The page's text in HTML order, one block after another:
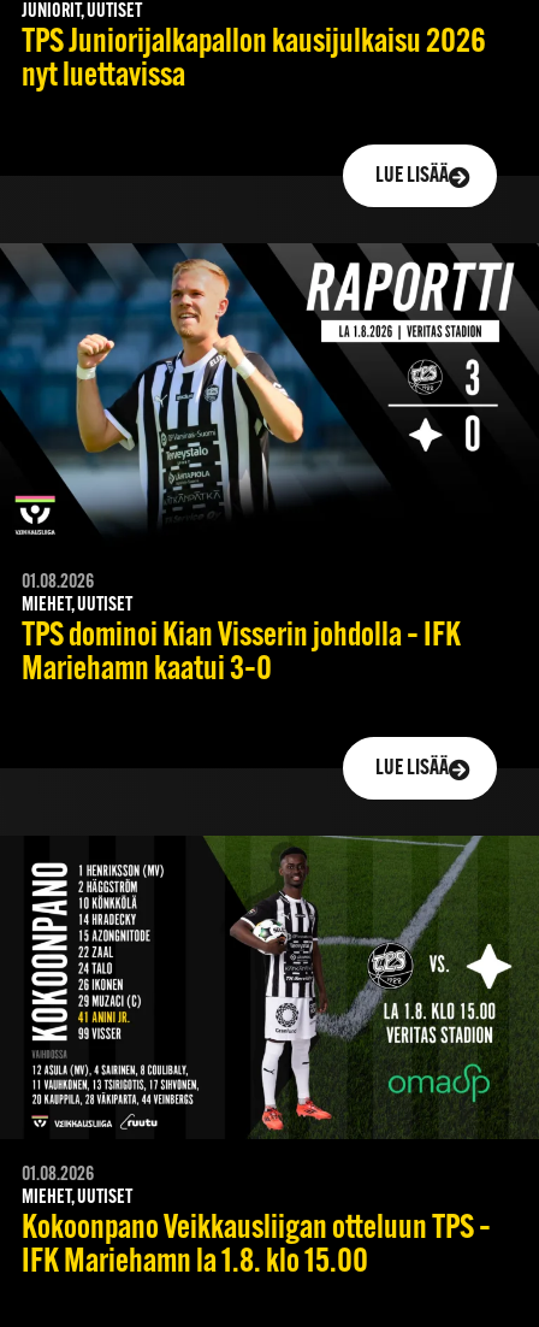
JUNIORIT, UUTISET
TPS Juniorijalkapallon kausijulkaisu 2026
nyt luettavissa
LUE LISÄÄ
01.08.2026
MIEHET, UUTISET
TPS dominoi Kian Visserin johdolla – IFK
Mariehamn kaatui 3–0
LUE LISÄÄ
01.08.2026
MIEHET, UUTISET
Kokoonpano Veikkausliigan otteluun TPS –
IFK Mariehamn la 1.8. klo 15.00